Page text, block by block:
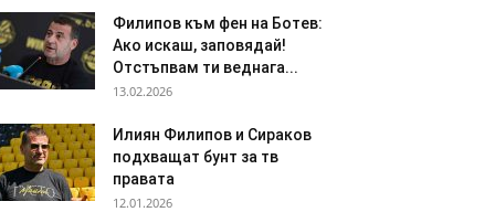
Филипов към фен на Ботев:
Ако искаш, заповядай!
Отстъпвам ти веднага...
13.02.2026
Илиян Филипов и Сираков
подхващат бунт за тв
правата
12.01.2026